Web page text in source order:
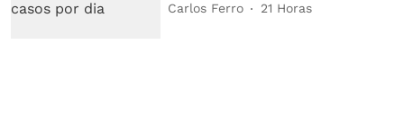
Carlos Ferro 21 Horas